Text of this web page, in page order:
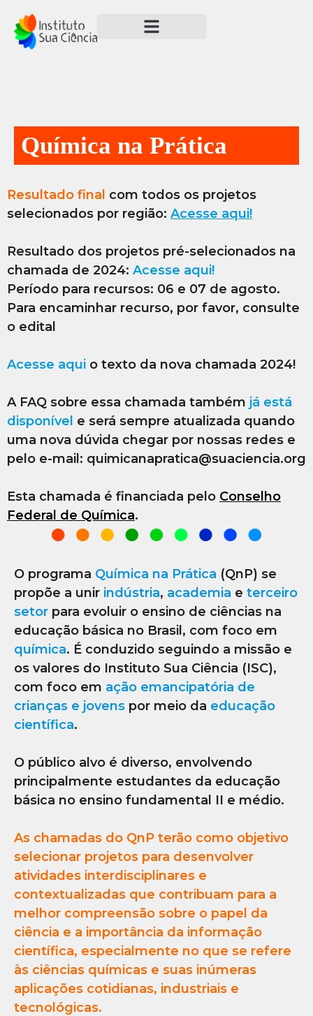
Química na Prática
Resultado final com todos os projetos
selecionados por região: Acesse aqui!
Resultado dos projetos pré-selecionados na
chamada de 2024: Acesse aqui!
Período para recursos: 06 e 07 de agosto.
Para encaminhar recurso, por favor, consulte
o edital
Acesse aqui o texto da nova chamada 2024!
A FAQ sobre essa chamada também já está
disponível e será sempre atualizada quando
uma nova dúvida chegar por nossas redes e
pelo e-mail: quimicanapratica@suaciencia.org
Esta chamada é financiada pelo Conselho
Federal de Química.
O programa Química na Prática (QnP) se
propõe a unir indústria, academia e terceiro
setor para evoluir o ensino de ciências na
educação básica no Brasil, com foco em
química. É conduzido seguindo a missão e
os valores do Instituto Sua Ciência (ISC),
com foco em ação emancipatória de
crianças e jovens por meio da educação
científica.
O público alvo é diverso, envolvendo
principalmente estudantes da educação
básica no ensino fundamental II e médio.
As chamadas do QnP terão como objetivo
selecionar projetos para desenvolver
atividades interdisciplinares e
contextualizadas que contribuam para a
melhor compreensão sobre o papel da
ciência e a importância da informação
científica, especialmente no que se refere
às ciências químicas e suas inúmeras
aplicações cotidianas, industriais e
tecnológicas.